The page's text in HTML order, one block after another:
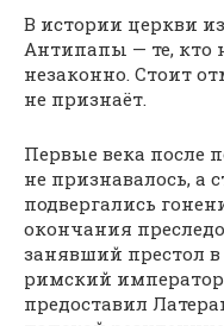
В истории церкви
Антипапы — те, кто
незаконно. Стоит
не признаёт.
Первые века после
не признавалось, а
подвергались
окончания
занявший престол в
римский
предоставил